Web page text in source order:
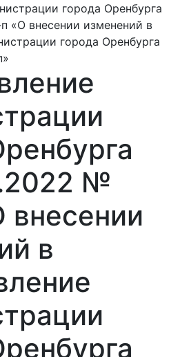
города Оренбурга
«О внесении изменений в
города Оренбурга
№
внесении
в